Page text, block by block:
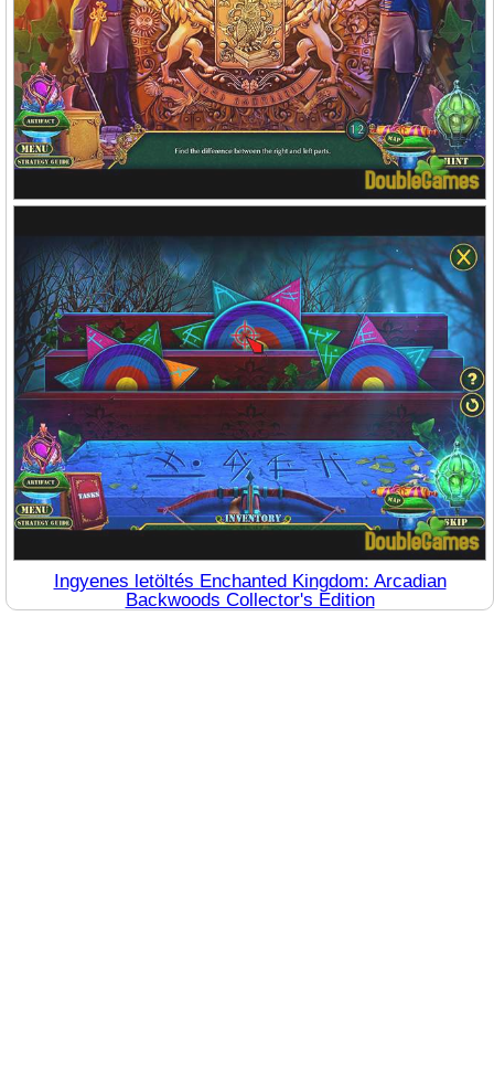
Ingyenes letöltés Enchanted Kingdom: Arcadian
Backwoods Collector's Edition